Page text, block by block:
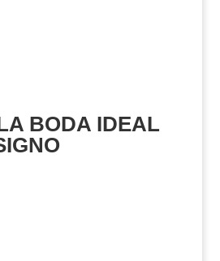
BODA IDEAL